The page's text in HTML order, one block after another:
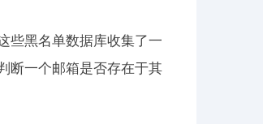
些黑名单数据库收集了一
断一个邮箱是否存在于其